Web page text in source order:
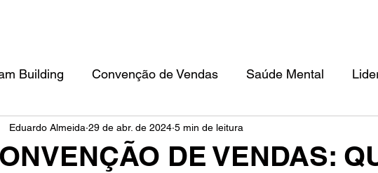
Building Convenção de Vendas Saúde Mental
DE VENDAS:
Eduardo Almeida 29 de abr. de 2024 5 min de leitura